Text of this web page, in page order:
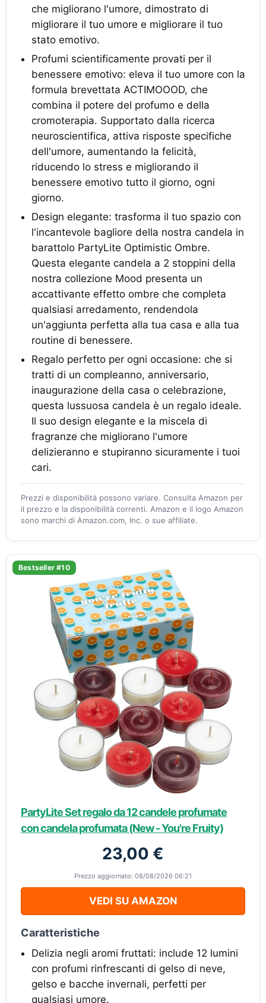
che migliorano l'umore, dimostrato di
migliorare il tuo umore e migliorare il tuo
stato emotivo.
Profumi scientificamente provati per il
benessere emotivo: eleva il tuo umore con la
formula brevettata ACTIMOOOD, che
combina il potere del profumo e della
cromoterapia. Supportato dalla ricerca
neuroscientifica, attiva risposte specifiche
dell'umore, aumentando la felicità,
riducendo lo stress e migliorando il
benessere emotivo tutto il giorno, ogni
giorno.
Design elegante: trasforma il tuo spazio con
l'incantevole bagliore della nostra candela in
barattolo PartyLite Optimistic Ombre.
Questa elegante candela a 2 stoppini della
nostra collezione Mood presenta un
accattivante effetto ombre che completa
qualsiasi arredamento, rendendola
un'aggiunta perfetta alla tua casa e alla tua
routine di benessere.
Regalo perfetto per ogni occasione: che si
tratti di un compleanno, anniversario,
inaugurazione della casa o celebrazione,
questa lussuosa candela è un regalo ideale.
Il suo design elegante e la miscela di
fragranze che migliorano l'umore
delizieranno e stupiranno sicuramente i tuoi
cari.
Prezzi e disponibilità possono variare. Consulta Amazon per
il prezzo e la disponibilità correnti. Amazon e il logo Amazon
sono marchi di Amazon.com, Inc. o sue affiliate.
Bestseller #10
PartyLite Set regalo da 12 candele profumate
con candela profumata (New - You're Fruity)
23,00 €
Prezzo aggiornato: 08/08/2026 06:21
VEDI SU AMAZON
Caratteristiche
Delizia negli aromi fruttati: include 12 lumini
con profumi rinfrescanti di gelso di neve,
gelso e bacche invernali, perfetti per
qualsiasi umore.